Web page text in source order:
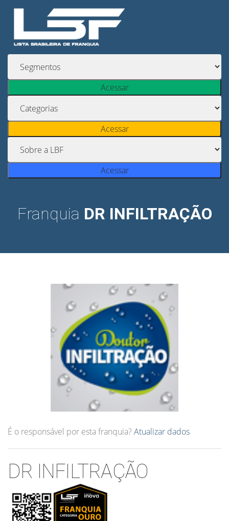
Acessar
Acessar
Acessar
Franquia DR INFILTRAÇÃO
É o responsável por esta franquia? Atualizar dados
DR INFILTRAÇÃO